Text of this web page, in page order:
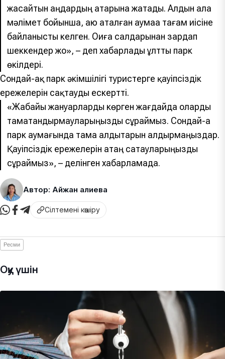
жасайтын аңдардың қатарына жатады. Алдын ала
мәлімет бойынша, аю аталған аумаққа тағам иісіне
байланысты келген. Оқиға салдарынан зардап
шеккендер жоқ», – деп хабарлады ұлттық парк
өкілдері.
Сондай-ақ парк әкімшілігі туристерге қауіпсіздік
ережелерін сақтауды ескертті.
«Жабайы жануарларды көрген жағдайда оларды
тамақтандырмауларыңызды сұраймыз. Сондай-ақ
парк аумағында тамақ қалдықтарын қалдырмаңыздар.
Қауіпсіздік ережелерін қатаң сақтауларыңызды
сұраймыз», – делінген хабарламада.
Автор: Айжан Қалиева
Сілтемені көшіру
Ресми
Оқу үшін